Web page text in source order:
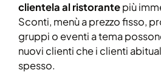
clientela al ristorantepiù
Sconti, menù a prezzo fisso,
gruppi o eventi a tema
nuovi clienti che i clienti
spesso.